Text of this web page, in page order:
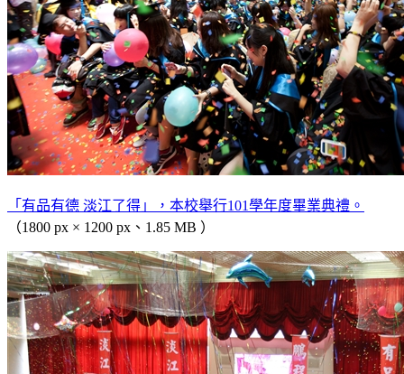
「有品有德 淡江了得」，本校舉行101學年度畢業典禮。
（1800 px × 1200 px、1.85 MB ）